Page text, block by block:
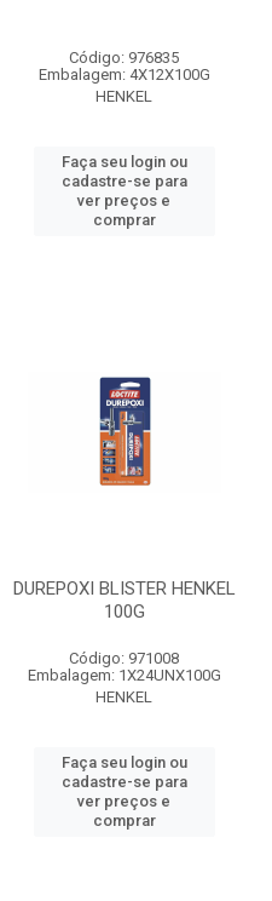
Código: 976835
Embalagem: 4X12X100G
HENKEL
Faça seu login ou
cadastre-se para
ver preços e
comprar
DUREPOXI BLISTER HENKEL
100G
Código: 971008
Embalagem: 1X24UNX100G
HENKEL
Faça seu login ou
cadastre-se para
ver preços e
comprar